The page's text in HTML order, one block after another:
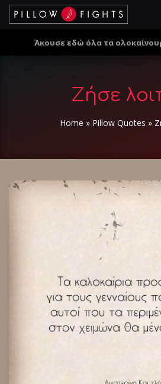
Άκουσε εδώ όλα τα
Ζήσε
Home » Pillow Quotes »